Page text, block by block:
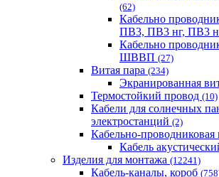
(62)
Кабельно
ПВ3, ПВ3 нг, ПВ3
Кабельно
ШВВП (27)
Витая пара (234)
Экранированная
Термостойкий провод (10)
Кабели для солнечных
электростанций (2)
Кабельно-проводниковая
Кабель
Изделия для монтажа (12241)
Кабель-каналы, короб